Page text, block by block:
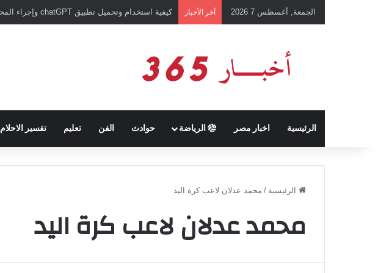
الجمعة, أغسطس 7 2026 آخر الأخبار كيفية استخدام وتحميل تطبيق chatGPT وإجراء المحادثات المباشرة والمراسلات الفورية
الرئيسية اخبار مصر الرياضة حوادث الفن تعليم تفسير الاحلام
الرئيسية / محمد عدلان لاعب كرة اليد
محمد عدلان لاعب كرة اليد